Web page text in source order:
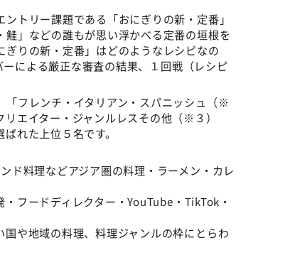
トリー課題である「おにぎりの新・定番」
」などの誰もが思い浮かべる定番の垣根を
りの新・定番」はどのようなレシピなの
による厳正な審査の結果、１回戦（レシピ
フレンチ・イタリアン・スパニッシュ（※
エイター・ジャンルレスその他（※３）
れた上位５名です。
ド料理などアジア圏の料理・ラーメン・カレ
フードディレクター・YouTube・TikTok・
や地域の料理、料理ジャンルの枠にとらわ